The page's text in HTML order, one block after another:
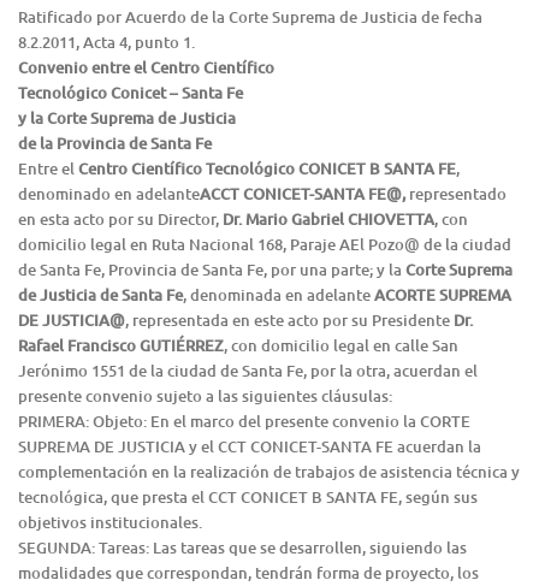
Ratificado por Acuerdo de la Corte Suprema de Justicia de fecha
8.2.2011, Acta 4, punto 1.
Convenio entre el Centro Científico
Tecnológico Conicet – Santa Fe
y la Corte Suprema de Justicia
de la Provincia de Santa Fe
Entre elCentro Científico Tecnológico CONICET BSANTA FE,
denominado en adelanteACCT CONICET-SANTA FE@, representado
en esta acto por su Director, Dr. Mario Gabriel CHIOVETTA, con
domicilio legal en Ruta Nacional 168, Paraje AEl Pozo@ de la ciudad
de Santa Fe, Provincia de Santa Fe, por una parte; y la Corte Suprema
de Justicia de Santa Fe, denominada en adelanteACORTE SUPREMA
DE JUSTICIA@, representada en este acto por su Presidente Dr.
Rafael Francisco GUTIÉRREZ, con domicilio legal en calle San
Jerónimo 1551 de la ciudad de Santa Fe, por la otra, acuerdan el
presente convenio sujeto a las siguientes cláusulas:
PRIMERA: Objeto: En el marco del presente convenio la CORTE
SUPREMA DE JUSTICIA y el CCT CONICET-SANTA FE acuerdan la
complementación en la realización de trabajos de asistencia técnica y
tecnológica, que presta el CCT CONICET B SANTA FE, según sus
objetivos institucionales.
SEGUNDA: Tareas: Las tareas que se desarrollen, siguiendo las
modalidades que correspondan, tendrán forma de proyecto, los